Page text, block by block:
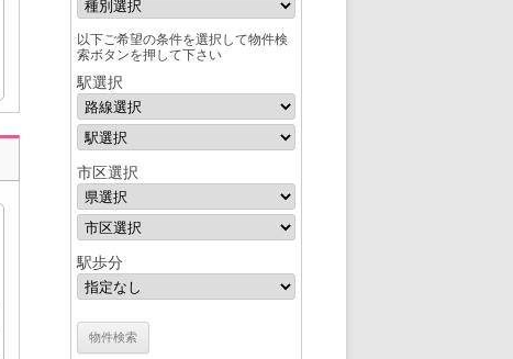
以下ご希望の条件を選択して物件検
索ボタンを押して下さい
駅選択
市区選択
駅歩分